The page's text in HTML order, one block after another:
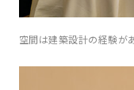
空間は建築設計の経験が